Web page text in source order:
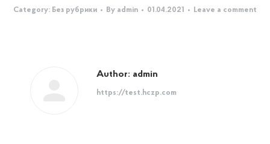
Category: Без рубрики By admin 01.04.2021 Leave a comment
Author: admin
https://test.hczp.com